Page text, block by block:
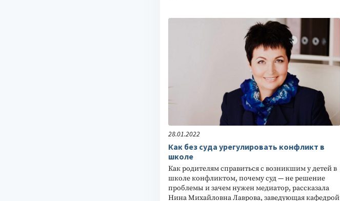
28.01.2022
Как без суда урегулировать конфликт в
школе
Как родителям справиться с возникшим у детей в
школе конфликтом, почему суд — не решение
проблемы и зачем нужен медиатор, рассказала
Нина Михайловна Лаврова, заведующая кафедрой